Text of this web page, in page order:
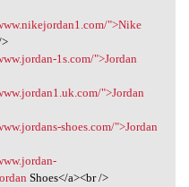
">Nike
1s.com/">Jordan
">Jordan
shoes.com/">Jordan
Shoes</a><br />